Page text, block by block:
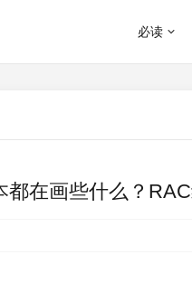
必读
都在画些什么？